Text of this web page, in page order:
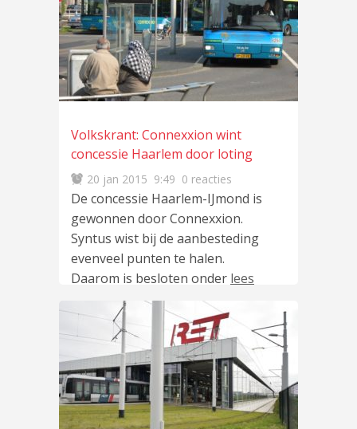
Volkskrant: Connexxion wint
concessie Haarlem door loting
20 jan 2015 9:49 0 reacties
De concessie Haarlem-IJmond is
gewonnen door Connexxion.
Syntus wist bij de aanbesteding
evenveel punten te halen.
Daarom is besloten onder lees